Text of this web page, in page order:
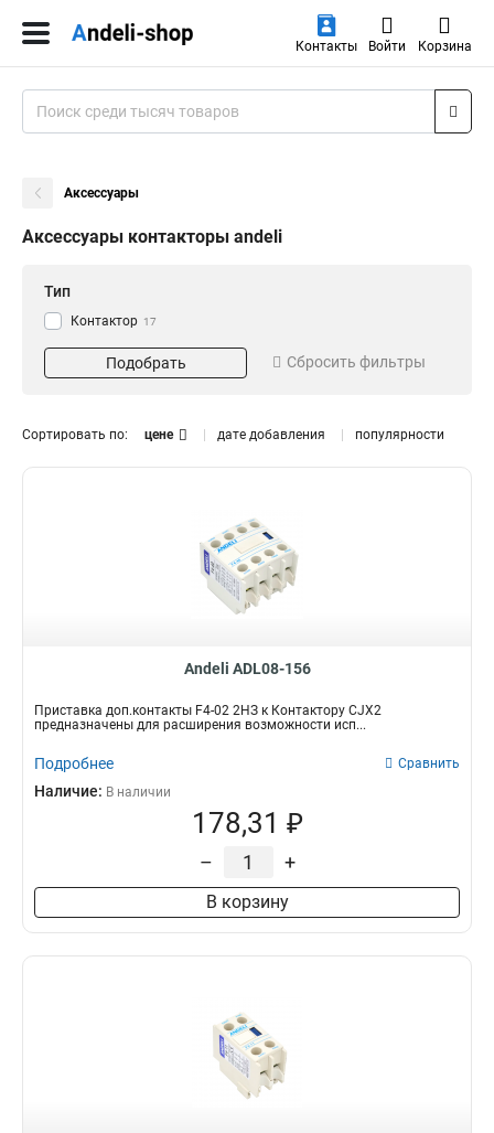
Контакты Войти Корзина
Аксессуары
Аксессуары контакторы andeli
Тип
Контактор 17
Подобрать Сбросить фильтры
Сортировать по: цене дате добавления популярности
Andeli ADL08-156
Приставка доп.контакты F4-02 2НЗ к Контактору CJX2
предназначены для расширения возможности исп...
Подробнее Сравнить
Наличие: В наличии
178,31 ₽
– +
В корзину